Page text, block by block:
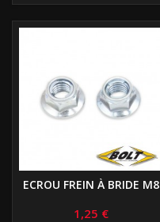
ECROU FREIN À BRIDE M8
1,25 €